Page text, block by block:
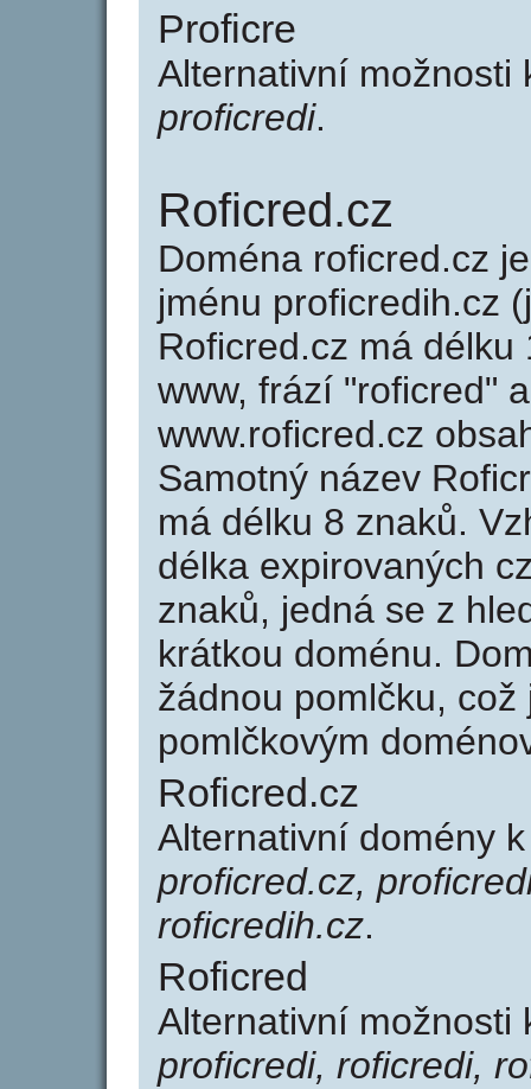
Proficre
Alternativní
proficredi.
Roficred.cz
Doména roficred.cz
jménu proficredih.cz
Roficred.cz má
www, frází "roficred"
www.roficred.cz
Samotný název
má délku 8 znaků.
délka expirovaných
znaků, jedná se z
krátkou doménu.
žádnou pomlčku,
pomlčkovým
Roficred.cz
Alternativní domény
proficred.cz,
roficredih.cz.
Roficred
Alternativní
proficredi, roficredi,